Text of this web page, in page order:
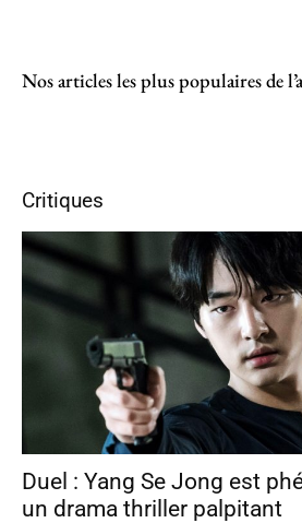
Nos articles les plus populaires de
Critiques
Duel : Yang Se Jong est
un drama thriller palpitant